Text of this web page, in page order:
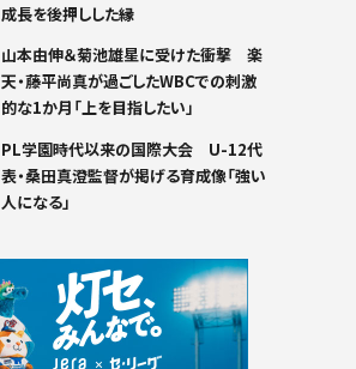
成長を後押しした縁
山本由伸＆菊池雄星に受けた衝撃 楽
天・藤平尚真が過ごしたWBCでの刺激
的な1か月「上を目指したい」
PL学園時代以来の国際大会 U-12代
表・桑田真澄監督が掲げる育成像「強い
人になる」